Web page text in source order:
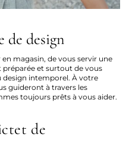
de design
magasin, de vous servir une
préparée et surtout de vous
design intemporel. À votre
guideront à travers les
toujours prêts à vous aider.
de